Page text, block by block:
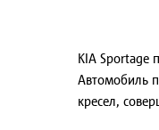
KIA Sportage
Автомобиль
кресел,